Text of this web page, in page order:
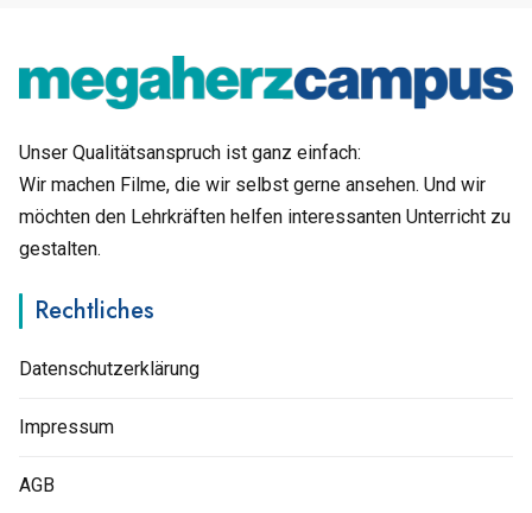
Unser Qualitätsanspruch ist ganz einfach:
Wir machen Filme, die wir selbst gerne ansehen. Und wir
möchten den Lehrkräften helfen interessanten Unterricht zu
gestalten.
Rechtliches
Datenschutzerklärung
Impressum
AGB